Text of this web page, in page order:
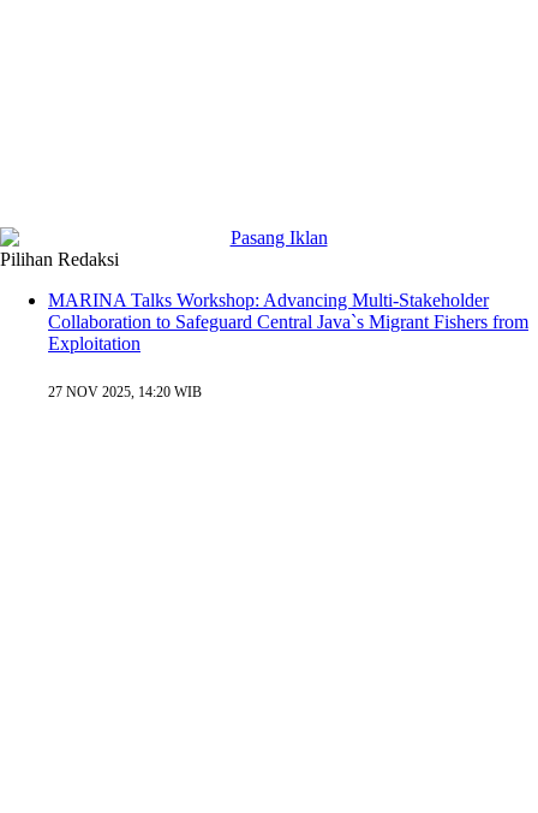
Pilihan Redaksi
MARINA Talks Workshop: Advancing Multi-Stakeholder
Collaboration to Safeguard Central Java`s Migrant Fishers from
Exploitation
27 NOV 2025, 14:20 WIB